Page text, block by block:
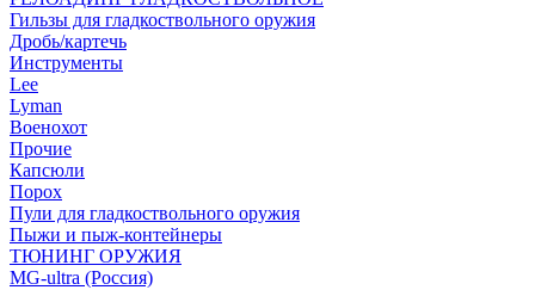
Гильзы для гладкоствольного оружия
Дробь/картечь
Инструменты
Lee
Lyman
Военохот
Прочие
Капсюли
Порох
Пули для гладкоствольного оружия
Пыжи и пыж-контейнеры
ТЮНИНГ ОРУЖИЯ
MG-ultra (Россия)